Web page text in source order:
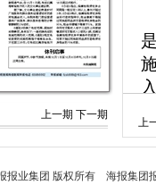
上一期 下一期
上